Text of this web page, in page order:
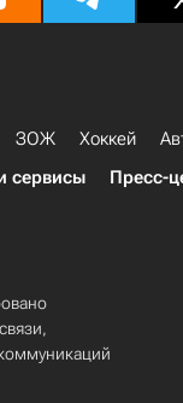
ЗОЖ Хоккей
сервисы Пресс-